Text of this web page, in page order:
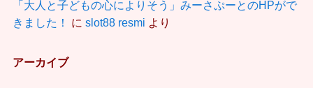
「大人と子どもの心によりそう」みーさぷーとのHPがで
きました！
に slot88 resmi より
アーカイブ